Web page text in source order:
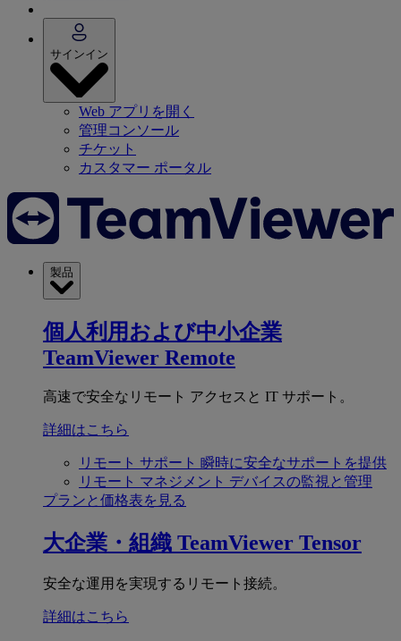
サインイン
Web アプリを開く
管理コンソール
チケット
カスタマー ポータル
製品
個人利用および中小企業
TeamViewer Remote
高速で安全なリモート アクセスと IT サポート。
詳細はこちら
リモート サポート 瞬時に安全なサポートを提供
リモート マネジメント デバイスの監視と管理
プランと価格表を見る
大企業・組織 TeamViewer Tensor
安全な運用を実現するリモート接続。
詳細はこちら